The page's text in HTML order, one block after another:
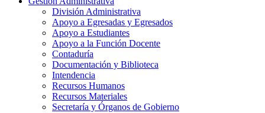
División Administrativa
Apoyo a Egresadas y Egresados
Apoyo a Estudiantes
Apoyo a la Función Docente
Contaduría
Documentación y Biblioteca
Intendencia
Recursos Humanos
Recursos Materiales
Secretaría y Órganos de Gobierno